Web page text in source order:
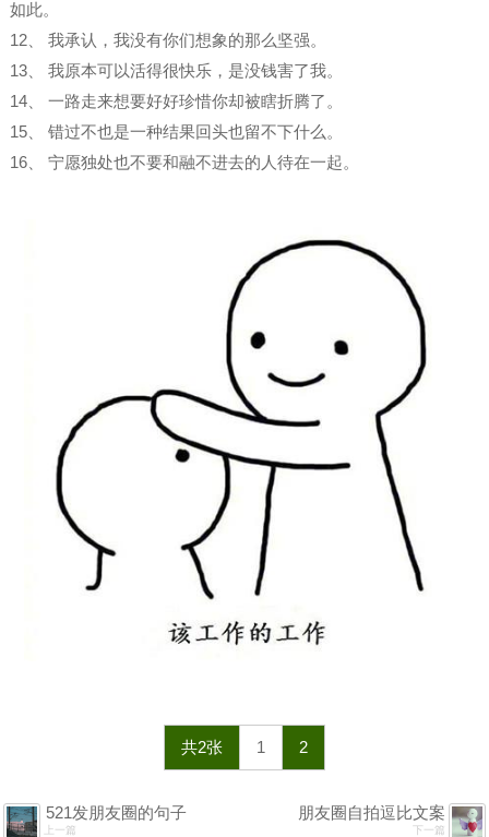
如此。
12、 我承认，我没有你们想象的那么坚强。
13、 我原本可以活得很快乐，是没钱害了我。
14、 一路走来想要好好珍惜你却被瞎折腾了。
15、 错过不也是一种结果回头也留不下什么。
16、 宁愿独处也不要和融不进去的人待在一起。
共2张 1 2
521发朋友圈的句子
上一篇
朋友圈自拍逗比文案
下一篇